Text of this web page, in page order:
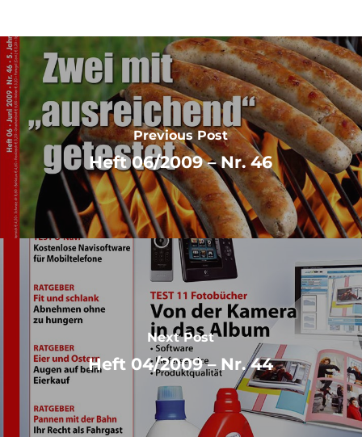
Previous Post
Heft 06/2009 – Nr. 46
Next Post
Heft 04/2009 – Nr. 44